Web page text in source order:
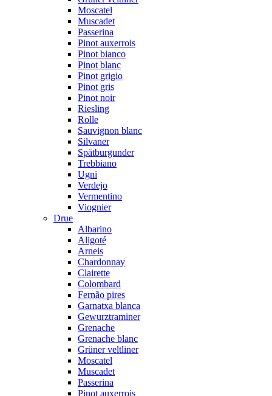
Moscatel
Muscadet
Passerina
Pinot auxerrois
Pinot bianco
Pinot blanc
Pinot grigio
Pinot gris
Pinot noir
Riesling
Rolle
Sauvignon blanc
Silvaner
Spätburgunder
Trebbiano
Ugni
Verdejo
Vermentino
Viognier
Drue
Albarino
Aligoté
Arneis
Chardonnay
Clairette
Colombard
Fernão pires
Garnatxa blanca
Gewurztraminer
Grenache
Grenache blanc
Grüner veltliner
Moscatel
Muscadet
Passerina
Pinot auxerrois